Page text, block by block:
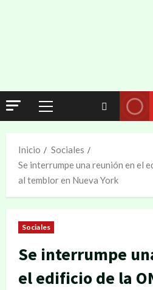
Inicio
Sociales
Se interrumpe una reunión en el
al temblor en Nueva York
Sociales
Se interrumpe
el edificio de la